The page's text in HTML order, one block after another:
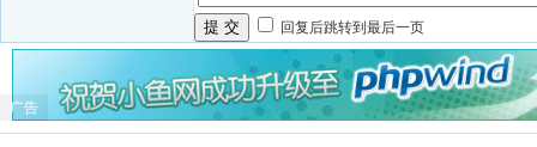
提 交 回复后跳转到最后一页
广告